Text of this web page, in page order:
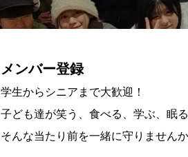
メンバー登録
学生からシニアまで大歓迎！
子ども達が笑う、食べる、学ぶ、眠る
そんな当たり前を一緒に守りません